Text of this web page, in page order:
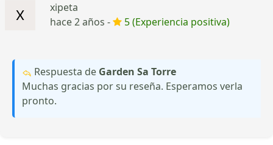
xipeta
hace 2 años -
5 (Experiencia positiva)
Respuesta de Garden Sa Torre
Muchas gracias por su reseña. Esperamos verla
pronto.